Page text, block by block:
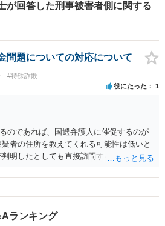
が回答した刑事被害者側に関する
問題についての対応について
#特殊詐欺
役にたった 1
のであれば、国選弁護人に催促するのが
者の住所を教えてくれる可能性は低いと
明したとしても直接訪問するのはトラブ
ランキング